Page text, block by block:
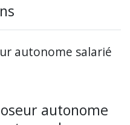
autonome salarié
autonome